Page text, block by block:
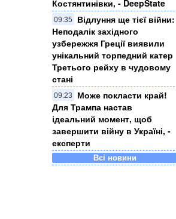
Костянтинівки, - DeepState
09:35
Відлуння ще тієї війни:
Неподалік західного
узбережжя Греції виявили
унікальний торпедний катер
Третього рейху в чудовому
стані
09:23
Може покласти край!
Для Трампа настав
ідеальний момент, щоб
завершити війну в Україні, -
експерти
Всі новини